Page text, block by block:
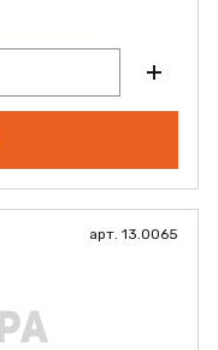
арт. 13.0065